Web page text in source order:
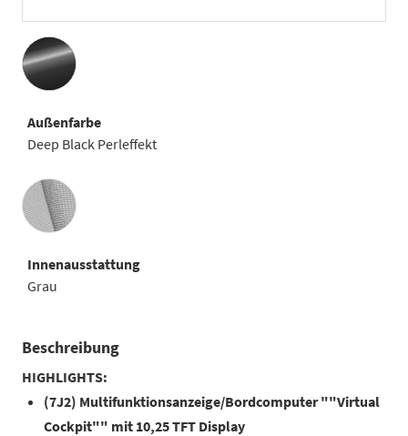
Außenfarbe
Deep Black Perleffekt
Innenausstattung
Innenausstattung
Grau
Beschreibung
HIGHLIGHTS:
(7J2) Multifunktionsanzeige/Bordcomputer ""Virtual
Cockpit"" mit 10,25 TFT Display